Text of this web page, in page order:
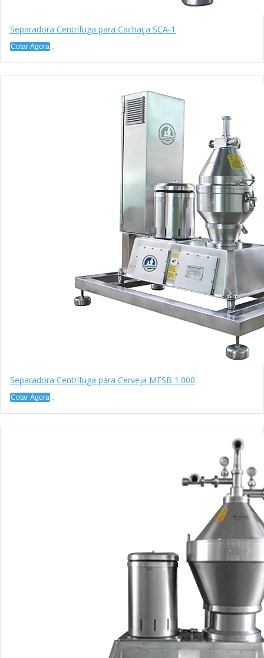
Separadora Centrífuga para Cachaça SCA-1
Cotar Agora
Separadora Centrífuga para Cerveja MFSB 1.000
Cotar Agora